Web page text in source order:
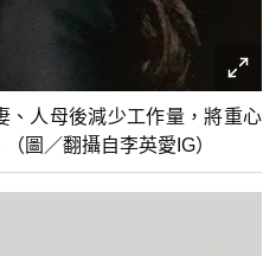
人母後減少工作量，將重心
圖／翻攝自李英愛IG）